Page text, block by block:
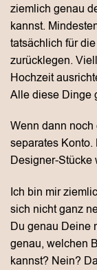
ziemlich genau
kannst.
tatsächlich für
zurücklegen.
Hochzeit
Alle diese Dinge
Wenn dann
separates
Designer-Stücke
Ich bin mir
sich nicht ganz
Du genau Deine
genau, welchen
kannst? Nein?